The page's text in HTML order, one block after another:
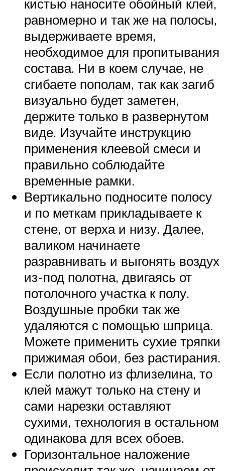
кистью наносите обойный клей,
равномерно и так же на полосы,
выдерживаете время,
необходимое для пропитывания
состава. Ни в коем случае, не
сгибаете пополам, так как загиб
визуально будет заметен,
держите только в развернутом
виде. Изучайте инструкцию
применения клеевой смеси и
правильно соблюдайте
временные рамки.
Вертикально подносите полосу
и по меткам прикладываете к
стене, от верха и низу. Далее,
валиком начинаете
разравнивать и выгонять воздух
из-под полотна, двигаясь от
потолочного участка к полу.
Воздушные пробки так же
удаляются с помощью шприца.
Можете применить сухие тряпки
прижимая обои, без растирания.
Если полотно из флизелина, то
клей мажут только на стену и
сами нарезки оставляют
сухими, технология в остальном
одинакова для всех обоев.
Горизонтальное наложение